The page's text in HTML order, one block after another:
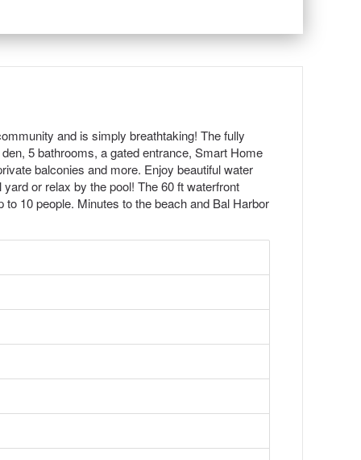
and is simply breathtaking! The fully
5 bathrooms, a gated entrance, Smart Home
balconies and more. Enjoy beautiful water
or relax by the pool! The 60 ft waterfront
10 people. Minutes to the beach and Bal Harbor